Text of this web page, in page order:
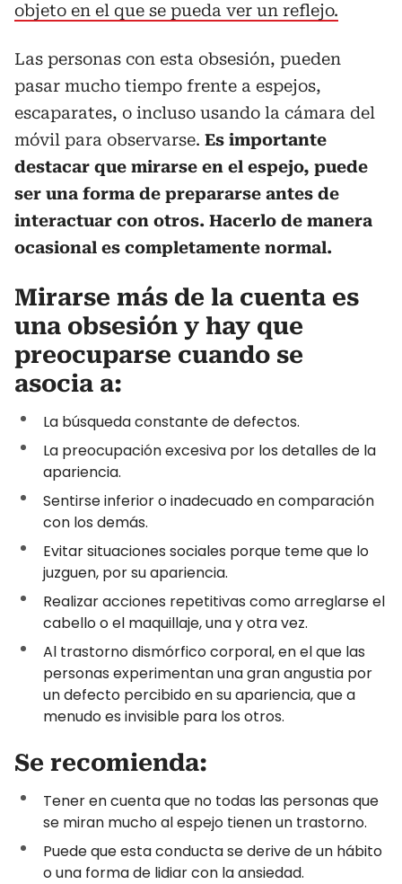
objeto en el que se pueda ver un reflejo.
Las personas con esta obsesión, pueden
pasar mucho tiempo frente a espejos,
escaparates, o incluso usando la cámara del
móvil para observarse. Es importante
destacar que mirarse en el espejo, puede
ser una forma de prepararse antes de
interactuar con otros. Hacerlo de manera
ocasional es completamente normal.
Mirarse más de la cuenta es
una obsesión y hay que
preocuparse cuando se
asocia a:
La búsqueda constante de defectos.
La preocupación excesiva por los detalles de la
apariencia.
Sentirse inferior o inadecuado en comparación
con los demás.
Evitar situaciones sociales porque teme que lo
juzguen, por su apariencia.
Realizar acciones repetitivas como arreglarse el
cabello o el maquillaje, una y otra vez.
Al trastorno dismórfico corporal, en el que las
personas experimentan una gran angustia por
un defecto percibido en su apariencia, que a
menudo es invisible para los otros.
Se recomienda:
Tener en cuenta que no todas las personas que
se miran mucho al espejo tienen un trastorno.
Puede que esta conducta se derive de un hábito
o una forma de lidiar con la ansiedad.